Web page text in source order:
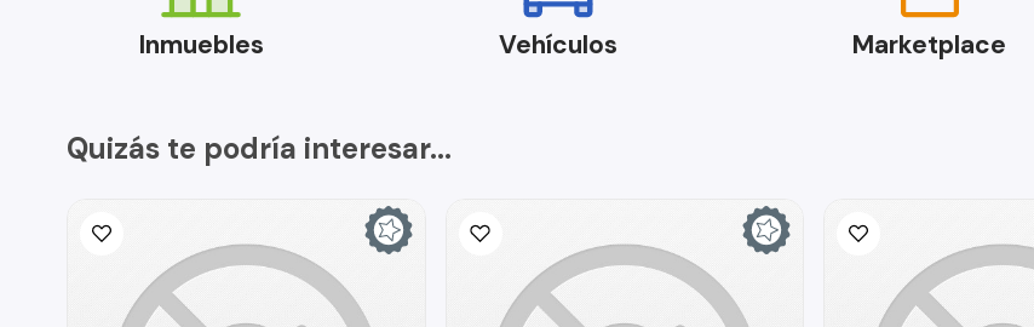
Inmuebles Vehículos Marketplace
Quizás te podría interesar...